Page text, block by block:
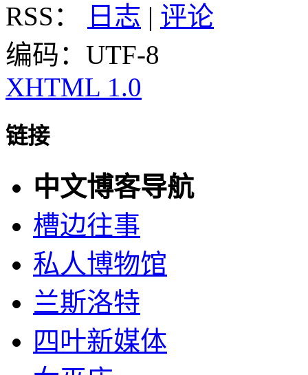
RSS：
日志 | 评论
编码：UTF-8
XHTML 1.0
链接
中文博客导航
槽边往事
私人博物馆
兰斯洛特
四叶新媒体